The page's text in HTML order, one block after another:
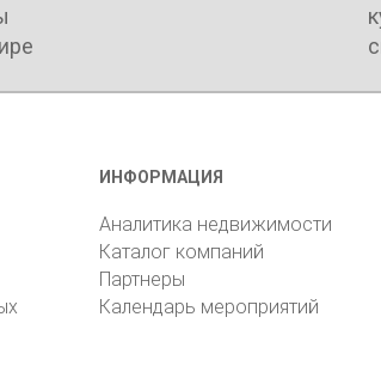
ИНФОРМАЦИЯ
Аналитика недвижимости
Каталог компаний
Партнеры
Календарь мероприятий